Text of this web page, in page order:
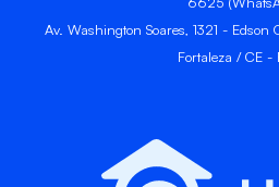
Av. Washington Soares, 1321 -
Fortaleza / CE -